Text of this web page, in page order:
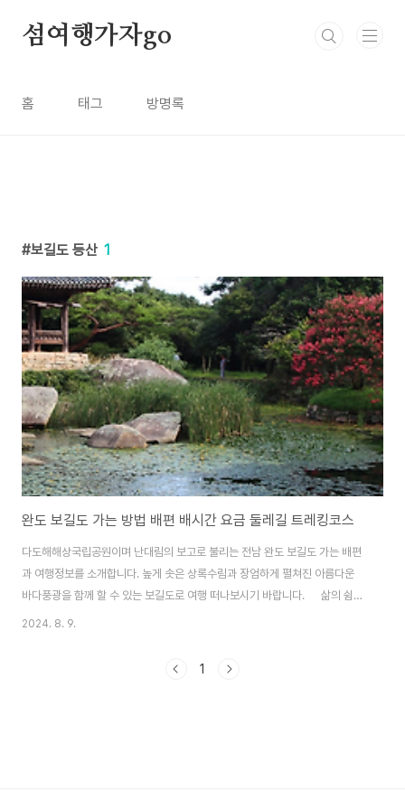
섬여행가자go
홈 태그 방명록
보길도 등산 1
완도 보길도 가는 방법 배편 배시간 요금 둘레길 트레킹코스
다도해해상국립공원이며 난대림의 보고로 불리는 전남 완도 보길도 가는 배편
과 여행정보를 소개합니다. 높게 솟은 상록수림과 장엄하게 펼쳐진 아름다운
바다풍광을 함께 할 수 있는 보길도로 여행 떠나보시기 바랍니다. 삶의 쉼표
가 되는 슬로시티 섬 청산도 가는 배편과 섬 여행정보도 함께 알아보세요. 청
도 화흥포항에서 노화도 동천항으로 가는 법과 ② 해남 땅끝선착장에서 노화도
2024. 8. 9.
1